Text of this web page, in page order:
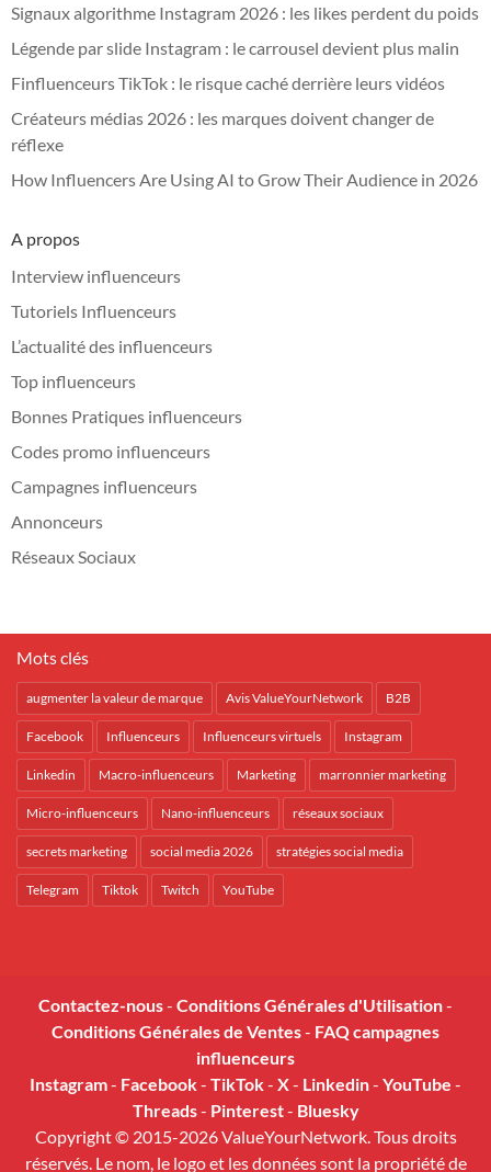
Signaux algorithme Instagram 2026 : les likes perdent du poids
Légende par slide Instagram : le carrousel devient plus malin
Finfluenceurs TikTok : le risque caché derrière leurs vidéos
Créateurs médias 2026 : les marques doivent changer de
réflexe
How Influencers Are Using AI to Grow Their Audience in 2026
A propos
Interview influenceurs
Tutoriels Influenceurs
L’actualité des influenceurs
Top influenceurs
Bonnes Pratiques influenceurs
Codes promo influenceurs
Campagnes influenceurs
Annonceurs
Réseaux Sociaux
Mots clés
augmenter la valeur de marque Avis ValueYourNetwork B2B
Facebook Influenceurs Influenceurs virtuels Instagram
Linkedin Macro-influenceurs Marketing marronnier marketing
Micro-influenceurs Nano-influenceurs réseaux sociaux
secrets marketing social media 2026 stratégies social media
Telegram Tiktok Twitch YouTube
Contactez-nous- Conditions Générales d'Utilisation-
Conditions Générales de Ventes- FAQ campagnes
influenceurs
Instagram- Facebook- TikTok- X- Linkedin- YouTube -
Threads- Pinterest- Bluesky
Copyright © 2015-2026 ValueYourNetwork. Tous droits
réservés. Le nom, le logo et les données sont la propriété de